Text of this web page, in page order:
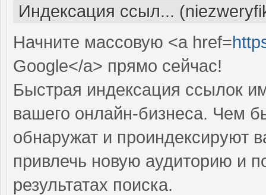
Индексация ссыл...
Начните массовую <a href=
Google</a> прямо cейчас!
Быстрая индексация ссылок
вашего онлайн-бизнеса. Чем
обнаружат и проиндексируют
привлечь новую аудиторию и
результатах поиска.